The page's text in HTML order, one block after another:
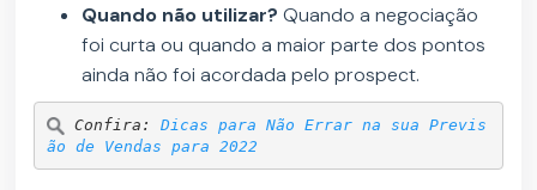
Quando não utilizar? Quando a negociação
foi curta ou quando a maior parte dos pontos
ainda não foi acordada pelo prospect.
Confira: Dicas para Não Errar na sua Previs
ão de Vendas para 2022